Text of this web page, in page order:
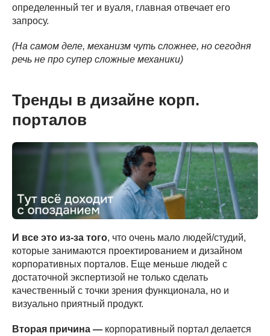
определенный тег и вуаля, главная отвечает его
запросу.
(На самом деле, механизм чуть сложнее, но сегодня
речь не про супер сложные механики)
Тренды в дизайне корп.
порталов
И все это из-за того, что очень мало людей/студий,
которые занимаются проектированием и дизайном
корпоративных порталов. Еще меньше людей с
достаточной экспертизой не только сделать
качественный с точки зрения функционала, но и
визуально приятный продукт.
Вторая причина — корпоративный портал делается